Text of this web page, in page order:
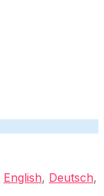
English, Deutsch,